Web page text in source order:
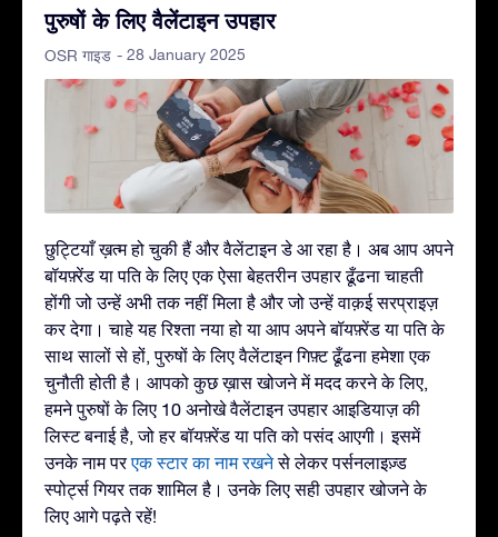
पुरुषों के लिए वैलेंटाइन उपहार
OSR गाइड - 28 January 2025
छुट्टियाँ ख़त्म हो चुकी हैं और वैलेंटाइन डे आ रहा है। अब आप अपने
बॉयफ़्रेंड या पति के लिए एक ऐसा बेहतरीन उपहार ढूँढना चाहती
होंगी जो उन्हें अभी तक नहीं मिला है और जो उन्हें वाक़ई सरप्राइज़
कर देगा। चाहे यह रिश्ता नया हो या आप अपने बॉयफ़्रेंड या पति के
साथ सालों से हों, पुरुषों के लिए वैलेंटाइन गिफ़्ट ढूँढना हमेशा एक
चुनौती होती है। आपको कुछ ख़ास खोजने में मदद करने के लिए,
हमने पुरुषों के लिए 10 अनोखे वैलेंटाइन उपहार आइडियाज़ की
लिस्ट बनाई है, जो हर बॉयफ़्रेंड या पति को पसंद आएगी। इसमें
उनके नाम परएक स्टार का नाम रखनेसे लेकर पर्सनलाइज़्ड
स्पोर्ट्स गियर तक शामिल है। उनके लिए सही उपहार खोजने के
लिए आगे पढ़ते रहें!